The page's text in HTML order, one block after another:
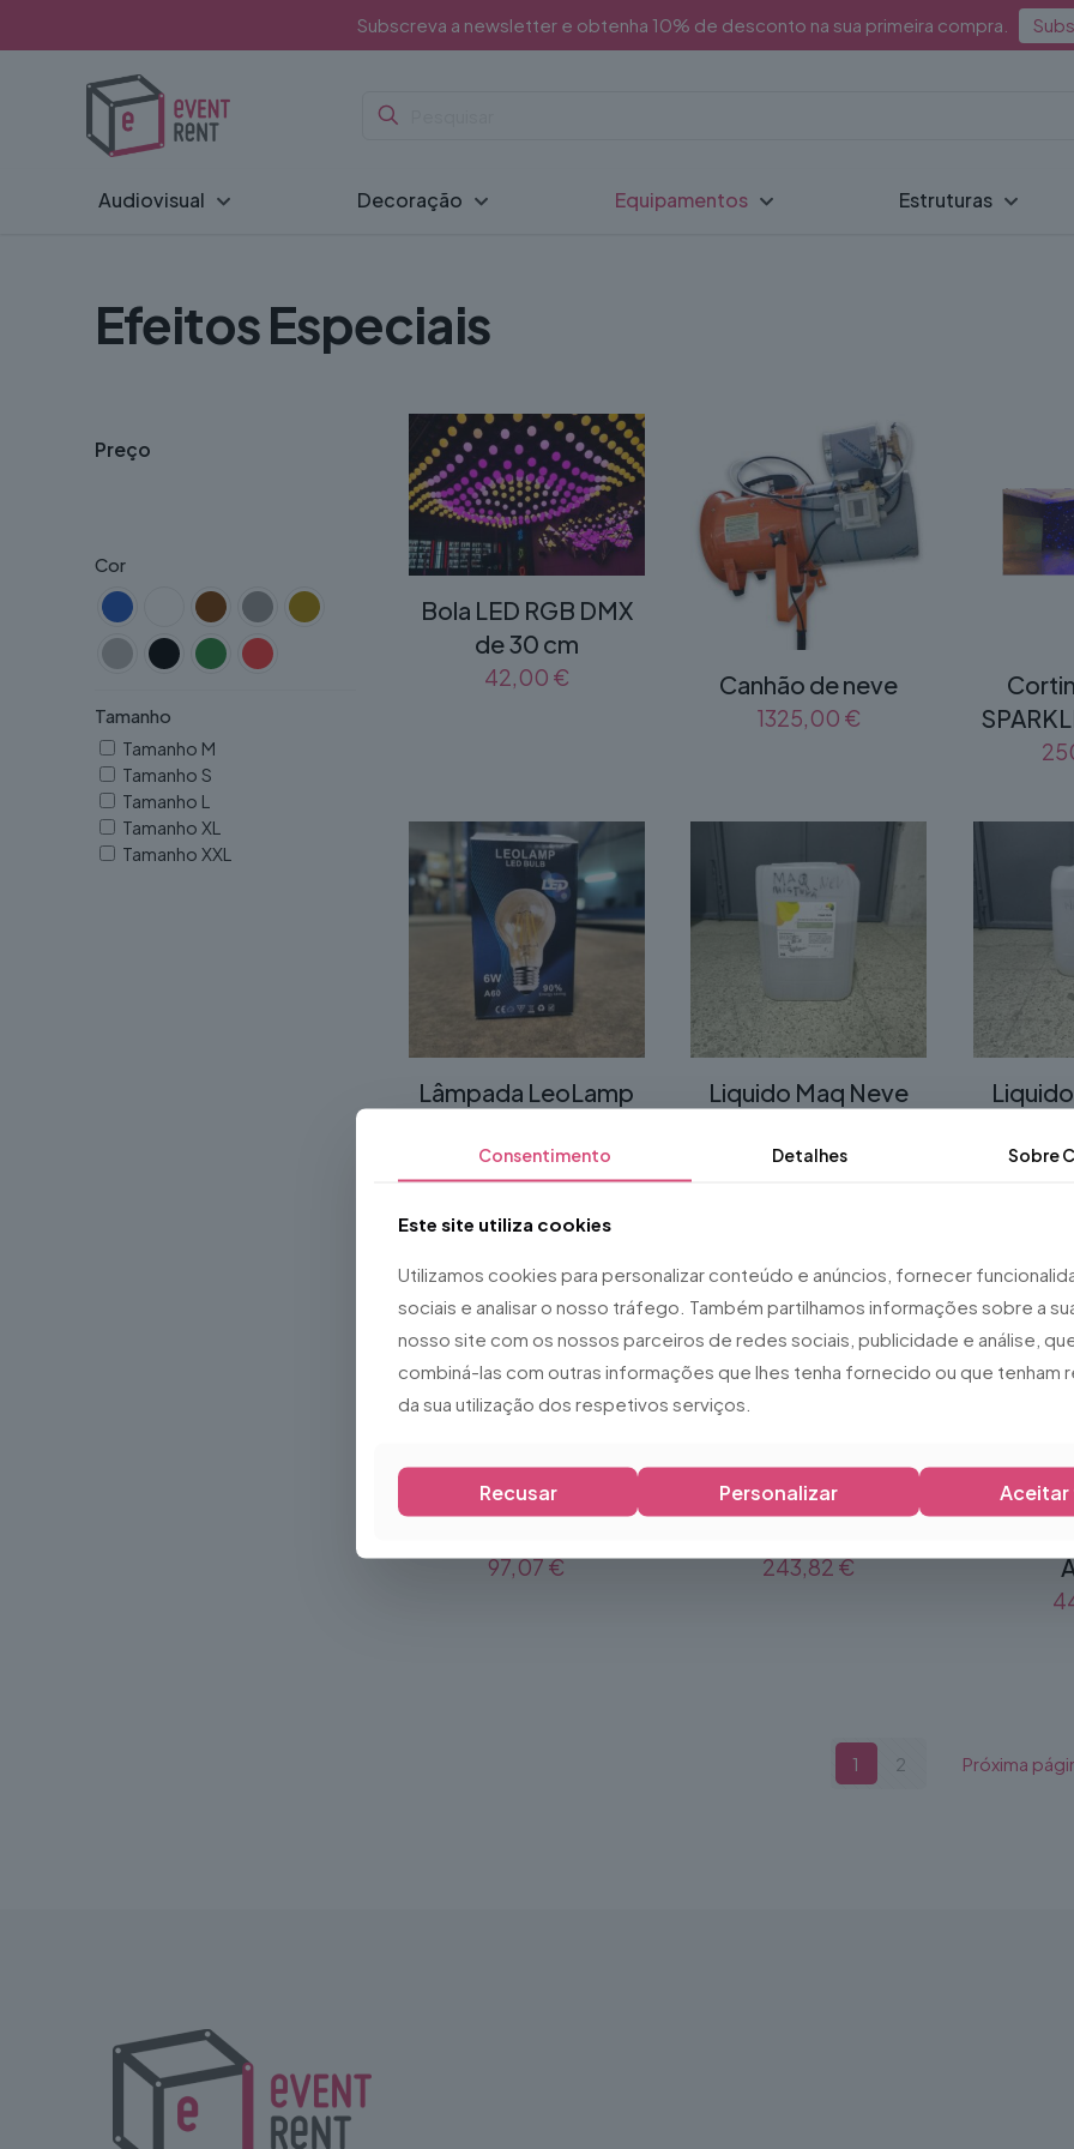
Subscreva a newsletter e obtenha 10% de desconto na sua primeira compra.
Audiovisual Decoração Equipamentos Estruturas
Efeitos Especiais
Preço
Cor
Tamanho
Tamanho M
Tamanho S
Tamanho L
Tamanho XL
Tamanho XXL
Bola LED RGB DMX
de 30 cm
42,00 € Canhão de neve
1325,00 €
Lâmpada LeoLamp
1,75€
Liquido Maq Neve
36,50€
Máquina de Chamas
97,07€
Máquina de confetti
243,82€
1 2 Próxima
Consentimento Detalhes Sobre
Este site utiliza cookies
Utilizamos cookies para personalizar conteúdo e anúncios, fornecer
sociais e analisar o nosso tráfego. Também partilhamos informações sobre a
nosso site com os nossos parceiros de redes sociais, publicidade e análise,
combiná-las com outras informações que lhes tenha fornecido ou que tenham
da sua utilização dos respetivos serviços.
Recusar Personalizar